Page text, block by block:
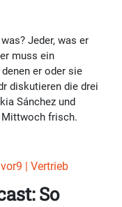
Jeder, was er
muss ein
er oder sie
diskutieren die drei
Sánchez und
Mittwoch frisch.
| Vertrieb
So